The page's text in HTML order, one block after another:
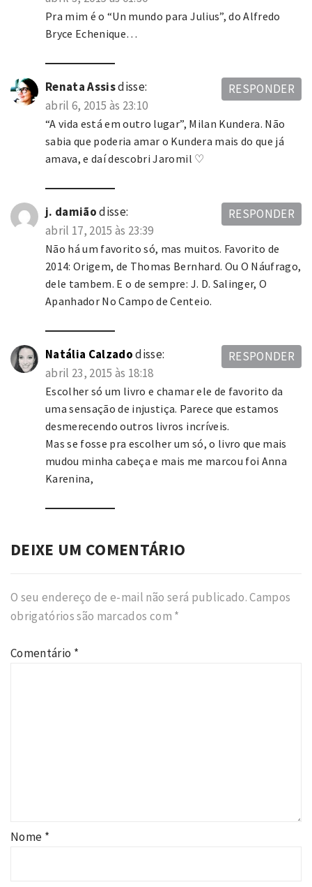
Pra mim é o “Un mundo para Julius”, do Alfredo
Bryce Echenique…
Renata Assisdisse:
abril 6, 2015 às 23:10
“A vida está em outro lugar”, Milan Kundera. Não
sabia que poderia amar o Kundera mais do que já
amava, e daí descobri Jaromil ♡
RESPONDER
j. damião disse:
abril 17, 2015 às 23:39
Não há um favorito só, mas muitos. Favorito de
2014: Origem, de Thomas Bernhard. Ou O Náufrago,
dele tambem. E o de sempre: J. D. Salinger, O
Apanhador No Campo de Centeio.
RESPONDER
Natália Calzado disse:
abril 23, 2015 às 18:18
Escolher só um livro e chamar ele de favorito da
uma sensação de injustiça. Parece que estamos
desmerecendo outros livros incríveis.
Mas se fosse pra escolher um só, o livro que mais
mudou minha cabeça e mais me marcou foi Anna
Karenina,
RESPONDER
DEIXE UM COMENTÁRIO
O seu endereço de e-mail não será publicado.Campos
obrigatórios são marcados com *
Comentário *
Nome *